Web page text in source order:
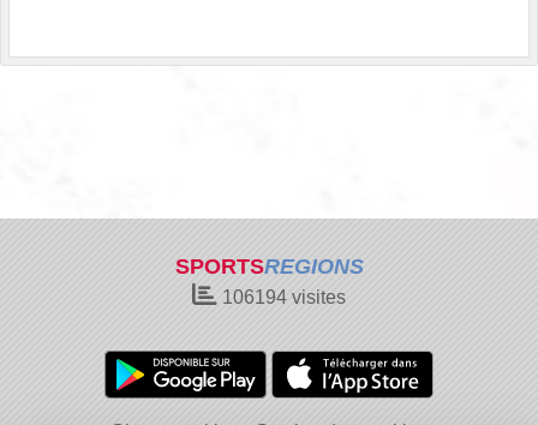
SPORTSREGIONS
106194 visites